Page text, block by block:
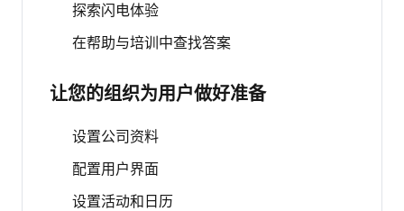
探索闪电体验
在帮助与培训中查找答案
让您的组织为用户做好准备
设置公司资料
配置用户界面
设置活动和日历